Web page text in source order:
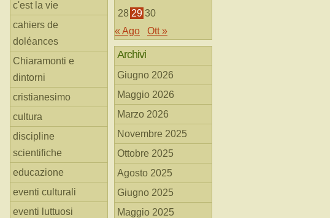
c'est la vie
cahiers de
doléances
Chiaramonti e
dintorni
cristianesimo
cultura
discipline
scientifiche
educazione
eventi culturali
eventi luttuosi
28 29 30
« Ago
Ott »
Archivi
Giugno 2026
Maggio 2026
Marzo 2026
Novembre 2025
Ottobre 2025
Agosto 2025
Giugno 2025
Maggio 2025